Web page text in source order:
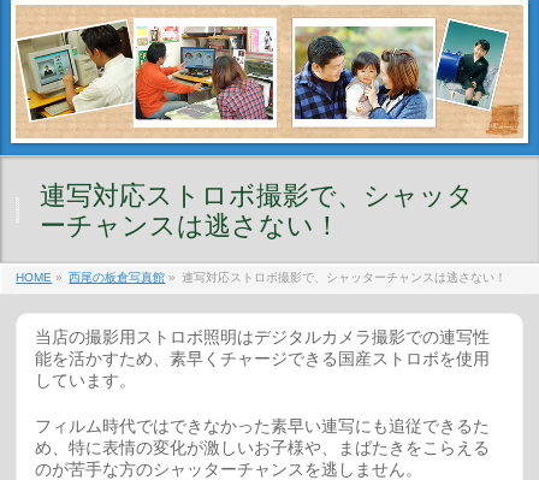
連写対応ストロボ撮影で、シャッタ
ーチャンスは逃さない！
HOME » 西尾の板倉写真館 » 連写対応ストロボ撮影で、シャッターチャンスは逃さない！
当店の撮影用ストロボ照明はデジタルカメラ撮影での連写性
能を活かすため、素早くチャージできる国産ストロボを使用
しています。
フィルム時代ではできなかった素早い連写にも追従できるた
め、特に表情の変化が激しいお子様や、まばたきをこらえる
のが苦手な方のシャッターチャンスを逃しません。